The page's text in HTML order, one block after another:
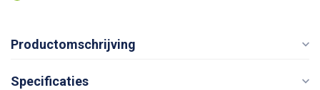
Productomschrijving
Specificaties